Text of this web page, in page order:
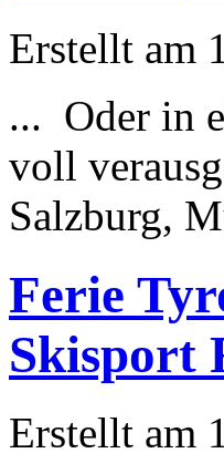
Erstellt am
... Oder in
voll
Salzburg,
Ferie
Skisport
Erstellt am